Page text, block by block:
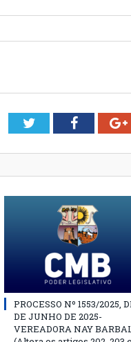
TwitterFacebook
PROCESSO Nº 1553/2025,
DE JUNHO DE 2025-
VEREADORA NAY